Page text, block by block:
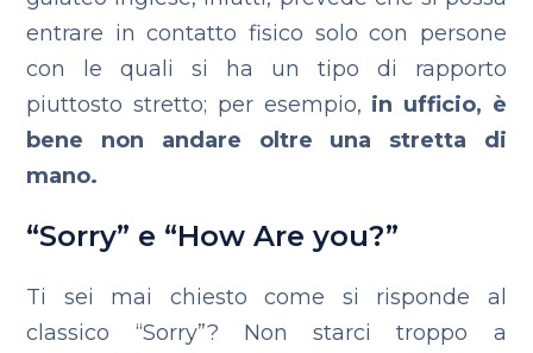
entrare in contatto fisico solo con persone
con le quali si ha un tipo di rapporto
piuttosto stretto; per esempio, in ufficio, è
bene non andare oltre una stretta di
mano.
“Sorry” e “How Are you?”
Ti sei mai chiesto come si risponde al
classico “Sorry”? Non starci troppo a